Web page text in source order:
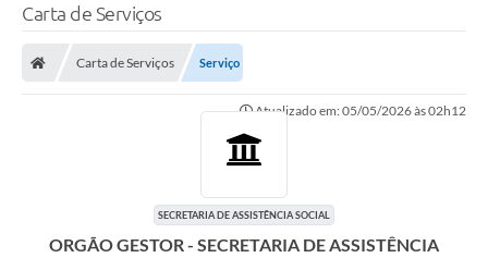
Iacanga
Diário Oficial
Transparência
Carta de Serviços
Carta de Serviços Serviço
Atualizado em: 05/05/2026 às 02h12
SECRETARIA DE ASSISTÊNCIA SOCIAL
ORGÃO GESTOR - SECRETARIA DE ASSISTÊNCIA